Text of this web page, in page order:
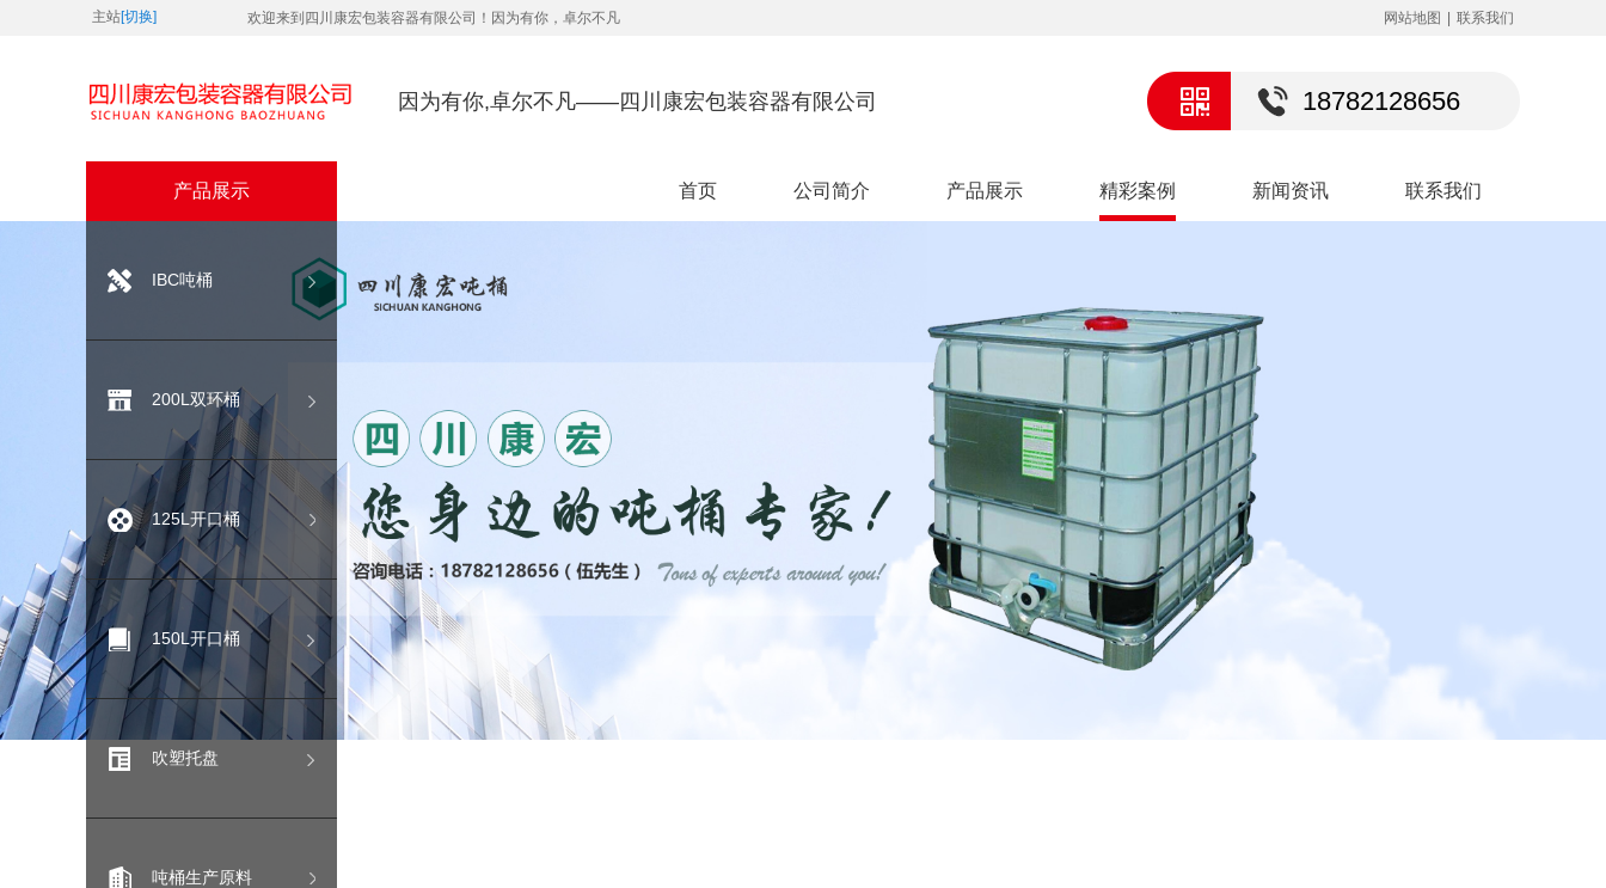
主站[切换] 欢迎来到四川康宏包装容器有限公司！因为有你，卓尔不凡 网站地图 联系我们
因为有你,卓尔不凡——四川康宏包装容器有限公司 18782128656
产品展示 首页 公司简介 产品展示 精彩案例 新闻资讯 联系我们
IBC吨桶
200L双环桶
125L开口桶
150L开口桶
吹塑托盘
吨桶生产原料